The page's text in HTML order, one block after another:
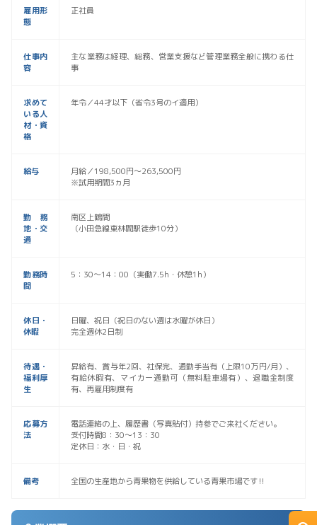
雇用形
態
正社員
仕事内
容
主な業務は経理、総務、営業支援など管理業務全般に携わる仕
事
求めて
いる人
材・資
格
年令／44才以下（省令3号のイ適用）
給与
月給／198,500円～263,500円
※試用期間3ヵ月
勤務
地・交
通
南区上鶴間
（小田急線東林間駅徒歩10分）
勤務時
間
5：30～14：00（実働7.5h・休憩1h）
休日・
休暇
日曜、祝日（祝日のない週は水曜が休日）
完全週休2日制
待遇・
福利厚
生
昇給有、賞与年2回、社保完、通勤手当有（上限10万円/月）、
有給休暇有、マイカー通勤可（無料駐車場有）、退職金制度
有、再雇用制度有
応募方
法
電話連絡の上、履歴書（写真貼付）持参でご来社ください。
受付時間8：30～13：30
定休日：水・日・祝
備考 全国の生産地から青果物を供給している青果市場です‼